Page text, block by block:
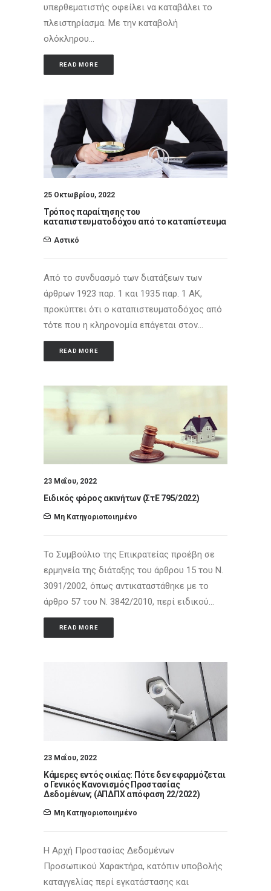
υπερθεματιστής οφείλει να καταβάλει το
πλειστηρίασμα. Με την καταβολή
ολόκληρου…
READ MORE
25 Οκτωβρίου, 2022
Τρόπος παραίτησης του
καταπιστευματοδόχου από το καταπίστευμα
Αστικό
Από το συνδυασμό των διατάξεων των
άρθρων 1923 παρ. 1 και 1935 παρ. 1 ΑΚ,
προκύπτει ότι ο καταπιστευματοδόχος από
τότε που η κληρονομία επάγεται στον…
READ MORE
23 Μαΐου, 2022
Ειδικός φόρος ακινήτων (ΣτΕ 795/2022)
Μη Κατηγοριοποιημένο
Το Συμβούλιο της Επικρατείας προέβη σε
ερμηνεία της διάταξης του άρθρου 15 του Ν.
3091/2002, όπως αντικαταστάθηκε με το
άρθρο 57 του Ν. 3842/2010, περί ειδικού…
READ MORE
23 Μαΐου, 2022
Κάμερες εντός οικίας: Πότε δεν εφαρμόζεται
ο Γενικός Κανονισμός Προστασίας
Δεδομένων; (ΑΠΔΠΧ απόφαση 22/2022)
Μη Κατηγοριοποιημένο
Η Αρχή Προστασίας Δεδομένων
Προσωπικού Χαρακτήρα, κατόπιν υποβολής
καταγγελίας περί εγκατάστασης και